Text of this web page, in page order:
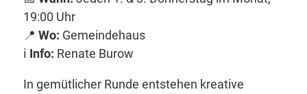
19:00 Uhr
📍 Wo: Gemeindehaus
ℹ️ Info: Renate Burow
In gemütlicher Runde entstehen kreative